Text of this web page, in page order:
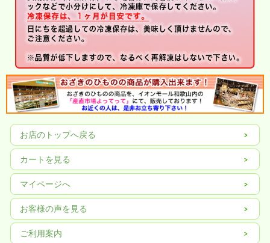
お店のトップへ戻る
カートを見る
マイページへ
お客様の声を見る
ご利用案内